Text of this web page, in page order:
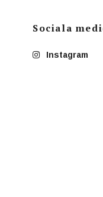
Sociala
Instagram